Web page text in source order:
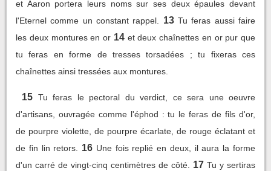
et Aaron portera leurs noms sur ses deux épaules devant
l'Eternel comme un constant rappel.
13 Tu feras aussi faire
les deux montures en or 14 et deux chaînettes en or pur que
tu feras en forme de tresses torsadées ; tu fixeras ces
chaînettes ainsi tressées aux montures.
15 Tu feras le pectoral du verdict, ce sera une oeuvre
d'artisans, ouvragée comme l'éphod : tu le feras de fils d'or,
de pourpre violette, de pourpre écarlate, de rouge éclatant et
de fin lin retors.
16 Une fois replié en deux, il aura la forme
d'un carré de vingt-cinq centimètres de côté.
17 Tu y sertiras